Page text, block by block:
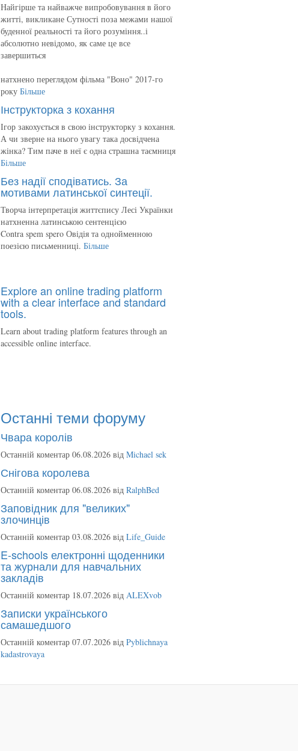
Найгірше та найважче випробовування в його
житті, викликане Сутності поза межами нашої
буденної реальності та його розуміння..і
абсолютно невідомо, як саме це все
завершиться
натхнено переглядом фільма "Воно" 2017-го
року Більше
Інструкторка з кохання
Ігор закохується в свою інструкторку з кохання.
А чи зверне на нього увагу така досвідчена
жінка? Тим паче в неї є одна страшна таємниця
Більше
Без надії сподіватись. За
мотивами латинської синтеції.
Творча інтерпретація життєпису Лесі Українки
натхненна латинською сентенцією
Contra spem spero Овідія та однойменною
поезією письменниці. Більше
Explore an online trading platform
with a clear interface and standard
tools.
Learn about trading platform features through an
accessible online interface.
Останні теми форуму
Чвара королів
Останній коментар 06.08.2026 від Michael sek
Снігова королева
Останній коментар 06.08.2026 від RalphBed
Заповідник для "великих"
злочинців
Останній коментар 03.08.2026 від Life_Guide
E-schools електронні щоденники
та журнали для навчальних
закладів
Останній коментар 18.07.2026 від ALEXvob
Записки українського
самашедшого
Останній коментар 07.07.2026 від Pyblichnaya
kadastrovaya